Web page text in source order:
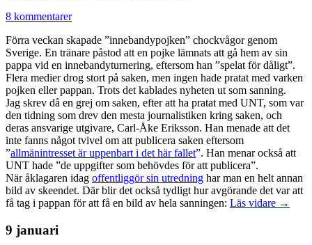
8 kommentarer
Förra veckan skapade ”innebandypojken” chockvågor genom
Sverige. En tränare påstod att en pojke lämnats att gå hem av sin
pappa vid en innebandyturnering, eftersom han ”spelat för dåligt”.
Flera medier drog stort på saken, men ingen hade pratat med varken
pojken eller pappan. Trots det kablades nyheten ut som sanning.
Jag skrev då en grej om saken, efter att ha pratat med UNT, som var
den tidning som drev den mesta journalistiken kring saken, och
deras ansvarige utgivare, Carl-Åke Eriksson. Han menade att det
inte fanns något tvivel om att publicera saken eftersom
”allmänintresset är uppenbart i det här fallet”. Han menar också att
UNT hade ”de uppgifter som behövdes för att publicera”.
När åklagaren idag offentliggör sin utredning har man en helt annan
bild av skeendet. Där blir det också tydligt hur avgörande det var att
få tag i pappan för att få en bild av hela sanningen: Läs vidare →
9 januari